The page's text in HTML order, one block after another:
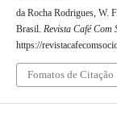
da Rocha Rodrigues, W.
Brasil. Revista Café Com
https://
Fomatos de Citação